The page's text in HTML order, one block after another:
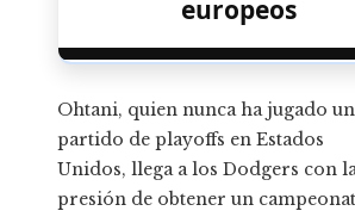
europeos
Ohtani, quien nunca ha jugado un
partido de playoffs en Estados
Unidos, llega a los Dodgers con
presión de obtener un